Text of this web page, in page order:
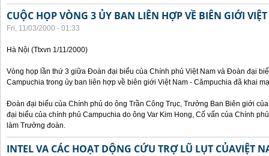
CUỘC HỌP VÒNG 3 ỦY BAN LIÊN HỢP VỀ BIÊN GIỚI
Fri, 11/03/2000 - 01:33
Hà Nội (Ttxvn 1/11/2000)
Vòng họp lần thứ 3 giữa Đoàn đại biểu của Chính phủ Việt Nam và Đoàn đại
Campuchia trong ủy ban liên hợp về biên giới Việt Nam - Cămpuchia đã khai
Đoàn đại biểu của Chính phủ do ông Trần Công Trục, Trưởng Ban Biên giới
đại biểu của chính phủ Campuchia do ông Var Kim Hong, Cố vấn của Chính
làm Trưởng đoàn.
INTEL VA CÁC HOẠT DỘNG CỨU TRỢ LŨ LỤT CỦAVIỆT